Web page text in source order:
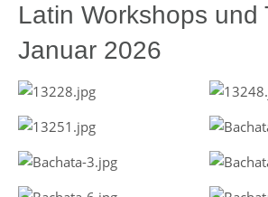
Latin Workshops und
Januar 2026